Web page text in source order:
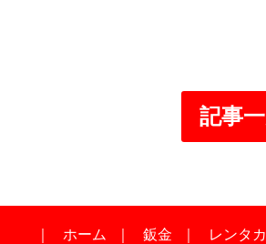
記事
ホーム 鈑金 レンタ